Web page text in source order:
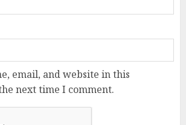
email, and website in this
next time I comment.